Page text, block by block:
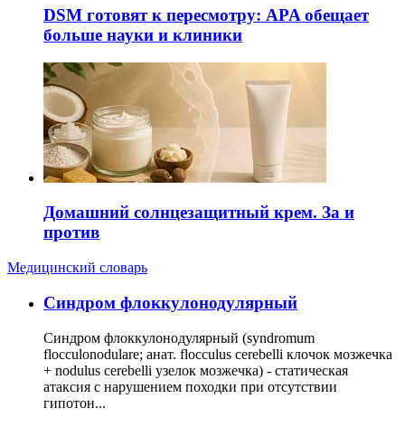
DSM готовят к пересмотру: APA обещает
больше науки и клиники
Домашний солнцезащитный крем. За и
против
Медицинский словарь
Cиндром флоккулонодулярный
Синдром флоккулонодулярный (syndromum
flocculonodulare; анат. flocculus cerebelli клочок мозжечка
+ nodulus cerebelli узелок мозжечка) - статическая
атаксия с нарушением походки при отсутствии
гипотон...